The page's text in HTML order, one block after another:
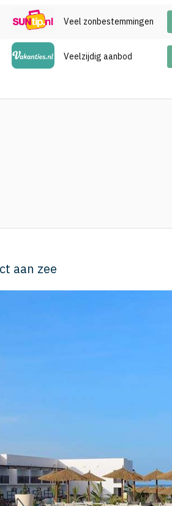
Veel zonbestemmingen
Veelzijdig aanbod
aan zee